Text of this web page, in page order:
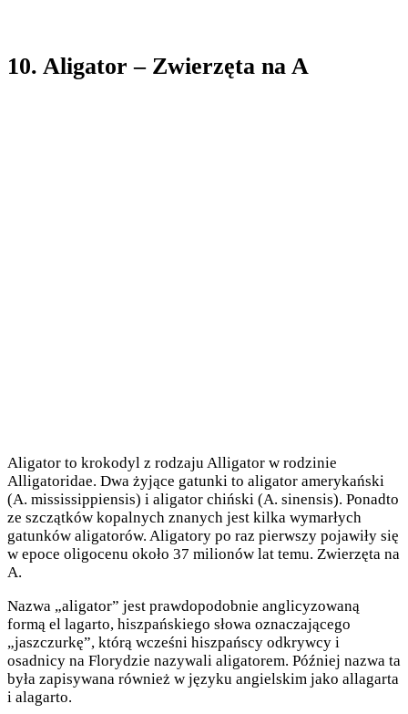
10. Aligator – Zwierzęta na A
Aligator to krokodyl z rodzaju Alligator w rodzinie
Alligatoridae. Dwa żyjące gatunki to aligator amerykański
(A. mississippiensis) i aligator chiński (A. sinensis). Ponadto
ze szczątków kopalnych znanych jest kilka wymarłych
gatunków aligatorów. Aligatory po raz pierwszy pojawiły się
w epoce oligocenu około 37 milionów lat temu. Zwierzęta na
A.
Nazwa „aligator” jest prawdopodobnie anglicyzowaną
formą el lagarto, hiszpańskiego słowa oznaczającego
„jaszczurkę”, którą wcześni hiszpańscy odkrywcy i
osadnicy na Florydzie nazywali aligatorem. Później nazwa ta
była zapisywana również w języku angielskim jako allagarta
i alagarto.